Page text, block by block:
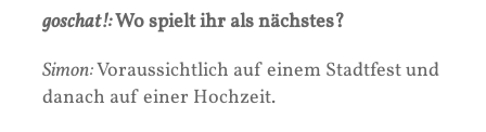
goschat!:Wo spielt ihr als nächstes?
Simon:Voraussichtlich auf einem Stadtfest und
danach auf einer Hochzeit.